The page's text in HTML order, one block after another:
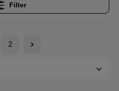
Filter
2